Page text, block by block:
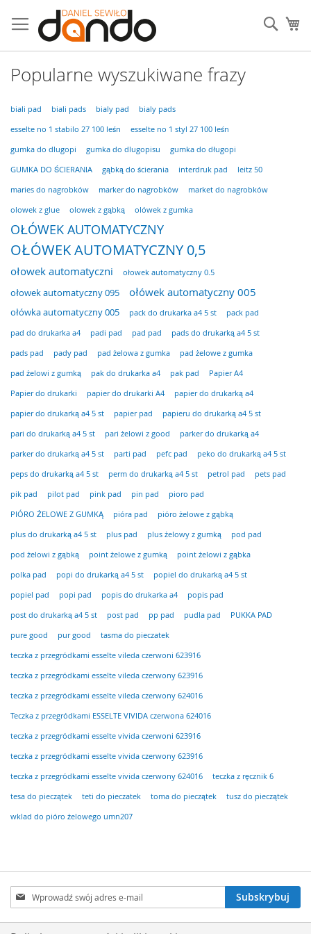
do
treści
Popularne wyszukiwane frazy
biali pad biali pads bialy pad bialy pads
esselte no 1 stabilo 27 100 leśn esselte no 1 styl 27 100 leśn
gumka do dlugopi gumka do dlugopisu gumka do długopi
GUMKA DO ŚCIERANIA gąbką do ścierania interdruk pad leitz 50
maries do nagrobków marker do nagrobków market do nagrobków
olowek z glue olowek z gąbką olówek z gumka
OŁÓWEK AUTOMATYCZNY
OŁÓWEK AUTOMATYCZNY 0,5
ołowek automatyczni ołowek automatyczny 0.5
ołowek automatyczny 095 ołówek automatyczny 005
ołówka automatyczny 005 pack do drukarka a4 5 st pack pad
pad do drukarka a4 padi pad pad pad pads do drukarką a4 5 st
pads pad pady pad pad żelowa z gumka pad żelowe z gumka
pad żelowi z gumką pak do drukarka a4 pak pad Papier A4
Papier do drukarki papier do drukarki A4 papier do drukarką a4
papier do drukarką a4 5 st papier pad papieru do drukarką a4 5 st
pari do drukarką a4 5 st pari żelowi z good parker do drukarką a4
parker do drukarką a4 5 st parti pad pefc pad peko do drukarką a4 5 st
peps do drukarką a4 5 st perm do drukarką a4 5 st petrol pad pets pad
pik pad pilot pad pink pad pin pad pioro pad
PIÓRO ŻELOWE Z GUMKĄ pióra pad pióro żelowe z gąbką
plus do drukarką a4 5 st plus pad plus żelowy z gumką pod pad
pod żelowi z gąbką point żelowe z gumką point żelowi z gąbka
polka pad popi do drukarką a4 5 st popiel do drukarką a4 5 st
popiel pad popi pad popis do drukarka a4 popis pad
post do drukarką a4 5 st post pad pp pad pudla pad PUKKA PAD
pure good pur good tasma do pieczatek
teczka z przegródkami esselte vileda czerwoni 623916
teczka z przegródkami esselte vileda czerwony 623916
teczka z przegródkami esselte vileda czerwony 624016
Teczka z przegródkami ESSELTE VIVIDA czerwona 624016
teczka z przegródkami esselte vivida czerwoni 623916
teczka z przegródkami esselte vivida czerwony 623916
teczka z przegródkami esselte vivida czerwony 624016 teczka z ręcznik 6
tesa do pieczątek teti do pieczatek toma do pieczątek tusz do pieczątek
wklad do pióro żelowego umn207
Subskrybuj
nasz
newsletter:
Subskrybuj